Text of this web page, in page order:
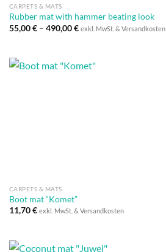
CARPETS & MATS
Rubber mat with hammer beating look
55,00€– 490,00€ exkl. MwSt. & Versandkosten
CARPETS & MATS
Boot mat “Komet”
11,70€ exkl. MwSt. & Versandkosten